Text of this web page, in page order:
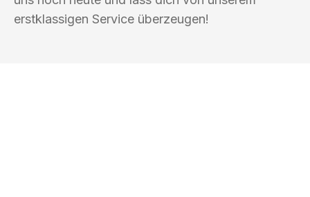
erstklassigen Service überzeugen!